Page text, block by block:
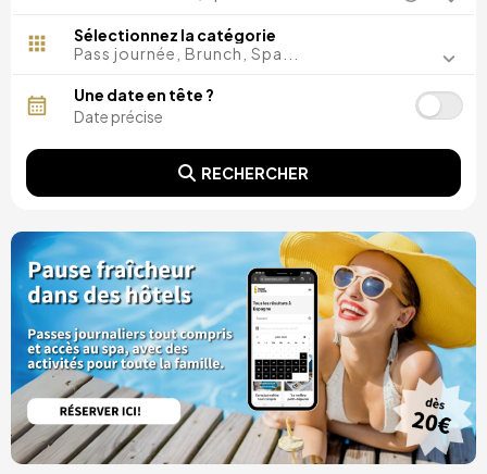
Malaga, Espagne
Costa del Sol, Espagne
Tarragone, Espagne
Tenerife, Espagne
Alicante, Espagne
Séville, Espagne
Pontevedra, Espagne
Lisbonne, Portugal
Minorque, Espagne
Girona, Espagne
Grande Canarie, Espagne
Rome, Italie
Valence, Espagne
Grenade, Espagne
Porto, Portugal
Punta Cana, République dominicaine
Caceres, Espagne
Parres, Espagne
Sélectionnez la catégorie
Pass journée, Brunch, Spa...
Une date en tête ?
RECHERCHER